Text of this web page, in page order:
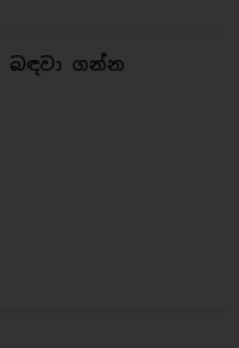
ගන්න